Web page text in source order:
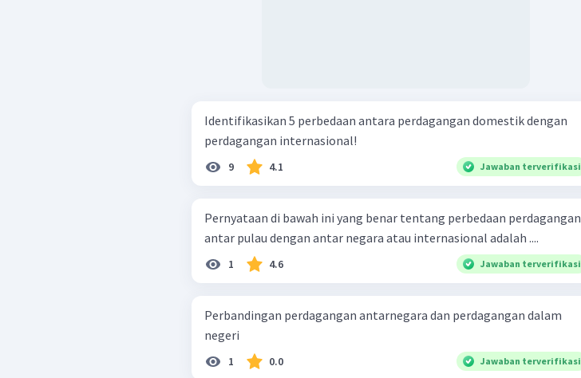
Identifikasikan 5 perbedaan antara perdagangan domestik dengan
perdagangan internasional!
9 4.1 Jawaban terverifikasi
Pernyataan di bawah ini yang benar tentang perbedaan perdagangan
antar pulau dengan antar negara atau internasional adalah ....
1 4.6 Jawaban terverifikasi
Perbandingan perdagangan antarnegara dan perdagangan dalam
negeri
1 0.0 Jawaban terverifikasi